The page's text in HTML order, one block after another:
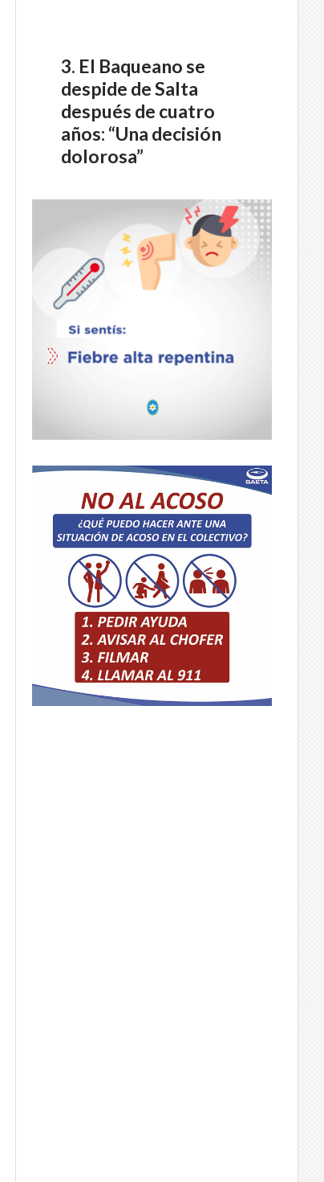
El Baqueano se
despide de Salta
después de cuatro
años: “Una decisión
dolorosa”